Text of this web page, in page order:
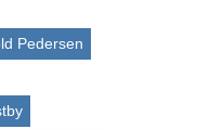
Pedersen